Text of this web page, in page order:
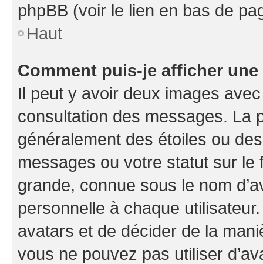
phpBB (voir le lien en bas de
Haut
Comment puis-je afficher
Il peut y avoir deux images
consultation des messages. La
généralement des étoiles ou
messages ou votre statut sur
grande, connue sous le nom
personnelle à chaque utilisateur.
avatars et de décider de la
vous ne pouvez pas utiliser